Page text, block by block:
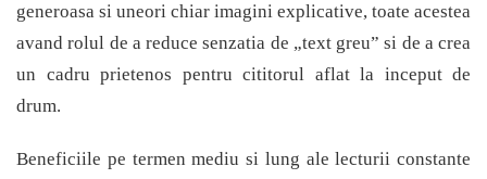
generoasa si uneori chiar imagini explicative, toate acestea
avand rolul de a reduce senzatia de „text greu” si de a crea
un cadru prietenos pentru cititorul aflat la inceput de
drum.
Beneficiile pe termen mediu si lung ale lecturii constante